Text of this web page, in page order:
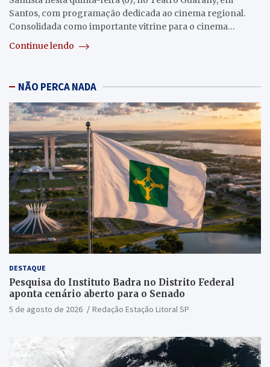
Santos, com programação dedicada ao cinema regional.
Consolidada como importante vitrine para o cinema…
Continue lendo
NÃO PERCA NADA
DESTAQUE
Pesquisa do Instituto Badra no Distrito Federal
aponta cenário aberto para o Senado
5 de agosto de 2026 Redação Estação Litoral SP